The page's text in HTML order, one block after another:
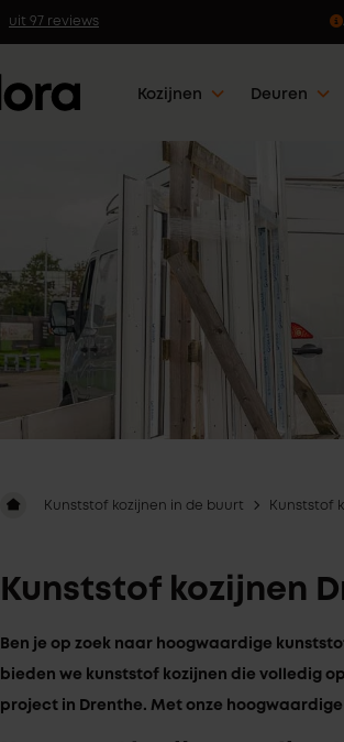
uit 97 reviews
Kozijnen Deuren
Kunststof kozijnen in de buurt Kunststof
Kunststof kozijnen
Ben je op zoek naar hoogwaardige
bieden we kunststof kozijnen die volledig
project in Drenthe. Met onze